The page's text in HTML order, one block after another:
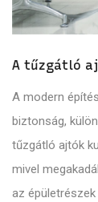
A tűzgátló
A modern
biztonság,
tűzgátló ajtók
mivel
az